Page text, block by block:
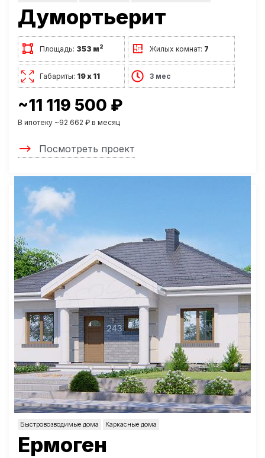
Думортьерит
Площадь: 353 м2 Жилых комнат: 7
Габариты: 19 х 11 3 мес
~11 119 500 ₽
В ипотеку ~92 662 ₽ в месяц
Посмотреть проект
Быстровозводимые дома Каркасные дома
Ермоген